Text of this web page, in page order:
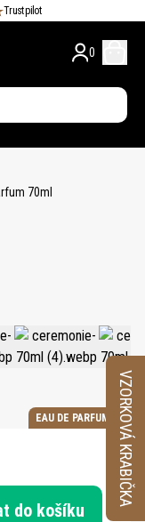
Trustpilot
0
70ml
EAU DE PARFUM
do košíku
VZORKOVÁ KRABIČKA